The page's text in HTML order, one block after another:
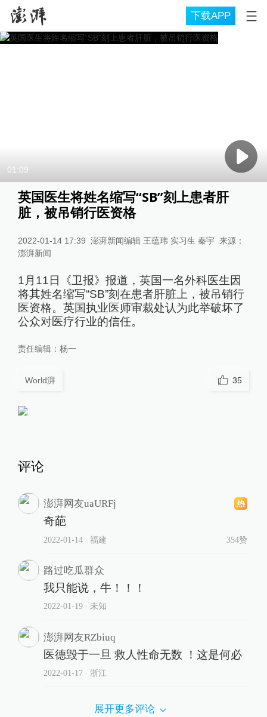
下载APP
01:09
英国医生将姓名缩写“SB”刻上患者肝
脏，被吊销行医资格
2022-01-14 17:39 澎湃新闻编辑 王蕴玮 实习生 秦宇 来源：
澎湃新闻
1月11日《卫报》报道，英国一名外科医生因
将其姓名缩写“SB”刻在患者肝脏上，被吊销行
医资格。英国执业医师审裁处认为此举破坏了
公众对医疗行业的信任。
责任编辑： 杨一
World湃 35
评论
澎湃网友uaURFj
奇葩
2022-01-14∙ 福建 354赞
路过吃瓜群众
我只能说，牛！！！
2022-01-19∙ 未知
澎湃网友RZbiuq
医德毁于一旦 救人性命无数 ！这是何必
2022-01-17∙ 浙江
展开更多评论